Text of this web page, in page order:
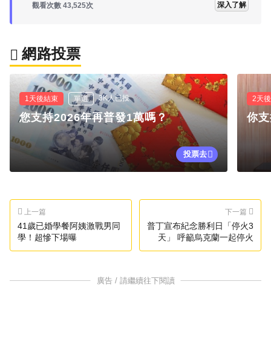
觀看次數 43,525次 深入了解
網路投票
1天後結束 單選 3K人已投
您支持2026年再普發1萬嗎？
投票去
2天
你
上一篇
41歲已婚學餐阿姨激戰男同
學！超慘下場曝
下一篇
普丁宣布紀念勝利日「停火3
天」 呼籲烏克蘭一起停火
廣告 / 請繼續往下閱讀